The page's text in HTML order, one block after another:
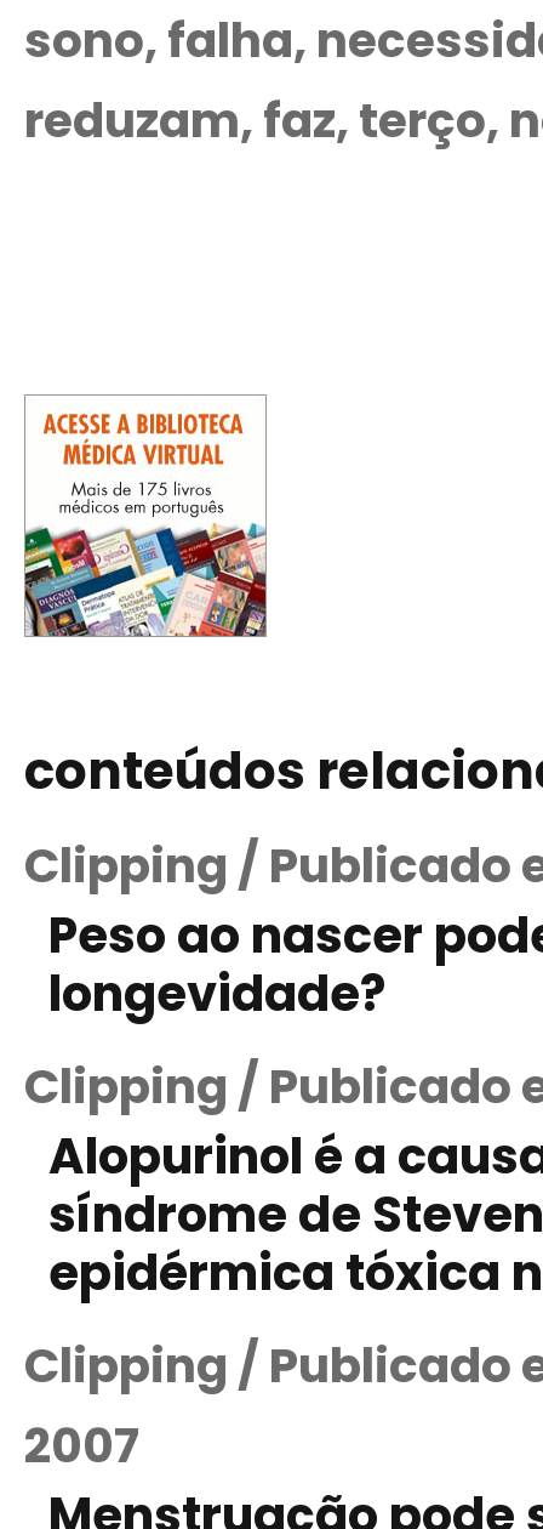
sono, falha,
reduzam, faz, terço,
conteúdos
Clipping / Publicado
Peso ao nascer
longevidade?
Clipping / Publicado
Alopurinol é a
síndrome de
epidérmica tóxica
Clipping / Publicado
2007
Menstruação pode